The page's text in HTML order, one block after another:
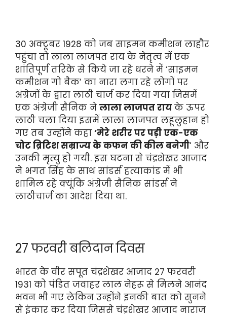
30 अक्टूबर 1928 को जब साइमन कमीशन लाहौर
पहुंचा तो लाला लाजपत राय के नेतृत्व में एक
शांतिपूर्ण तरिके से किये जा रहे धरने में ‘साइमन
कमीशन गो बैक’ का नारा लगा रहे लोगों पर
अंग्रेजों के द्वारा लाठी चार्ज कर दिया गया जिसमें
एक अंग्रेजी सैनिक ने लाला लाजपत राय के ऊपर
लाठी चला दिया इसमें लाला लाजपत लहूलुहान हो
गए तब उन्होंने कहा ‘मेरे शरीर पर पड़ी एक-एक
चोट ब्रिटिश सम्राज्य के कफन की कील बनेगी‘ और
उनकी मृत्यु हो गयी. इस घटना से चंद्रशेखर आजाद
ने भगत सिंह के साथ सांडर्स हत्याकांड में भी
शामिल रहे क्यूंकि अंग्रेजी सैनिक सांडर्स ने
लाठीचार्ज का आदेश दिया था.
27 फरवरी बलिदान दिवस
भारत के वीर सपूत चंद्रशेखर आजाद 27 फरवरी
1931 को पंडित जवाहर लाल नेहरू से मिलने आनंद
भवन भी गए लेकिन उन्होंने इनकी बात को सुनने
से इंकार कर दिया जिससे चंद्रशेखर आजाद नाराज